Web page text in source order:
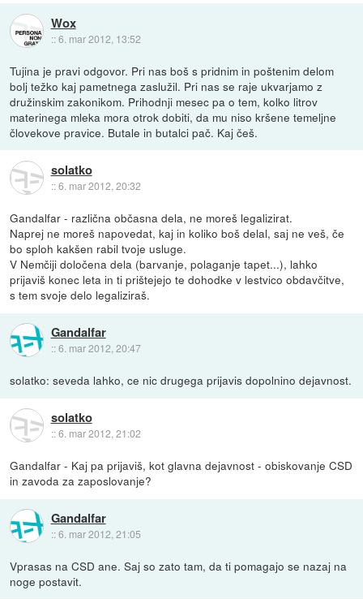
Wox
::6. mar 2012, 13:52
Tujina je pravi odgovor. Pri nas boš s pridnim in poštenim delom
bolj težko kaj pametnega zaslužil. Pri nas se raje ukvarjamo z
družinskim zakonikom. Prihodnji mesec pa o tem, kolko litrov
materinega mleka mora otrok dobiti, da mu niso kršene temeljne
človekove pravice. Butale in butalci pač. Kaj češ.
solatko
::6. mar 2012, 20:32
Gandalfar - različna občasna dela, ne moreš legalizirat.
Naprej ne moreš napovedat, kaj in koliko boš delal, saj ne veš, če
bo sploh kakšen rabil tvoje usluge.
V Nemčiji določena dela (barvanje, polaganje tapet...), lahko
prijaviš konec leta in ti prištejejo te dohodke v lestvico obdavčitve,
s tem svoje delo legaliziraš.
Gandalfar
::6. mar 2012, 20:47
solatko: seveda lahko, ce nic drugega prijavis dopolnino dejavnost.
solatko
::6. mar 2012, 21:02
Gandalfar - Kaj pa prijaviš, kot glavna dejavnost - obiskovanje CSD
in zavoda za zaposlovanje?
Gandalfar
::6. mar 2012, 21:05
Vprasas na CSD ane. Saj so zato tam, da ti pomagajo se nazaj na
noge postavit.